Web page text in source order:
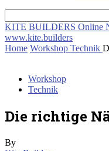
KITE BUILDERS Online
www.kite.builders
Home Workshop Technik
Workshop
Technik
Die richtige
By